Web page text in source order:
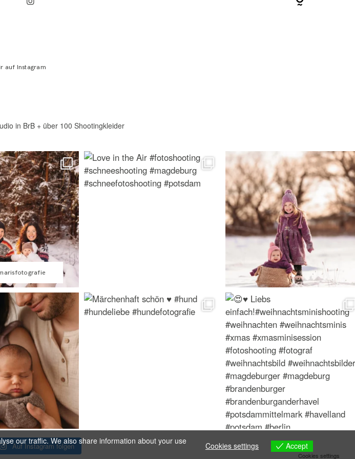
auf Instagram
in BrB + über 100 Shootingkleider
Auf Instagram folgen
our traffic. We also share information about your use
Cookies settings Accept
Cookies settings